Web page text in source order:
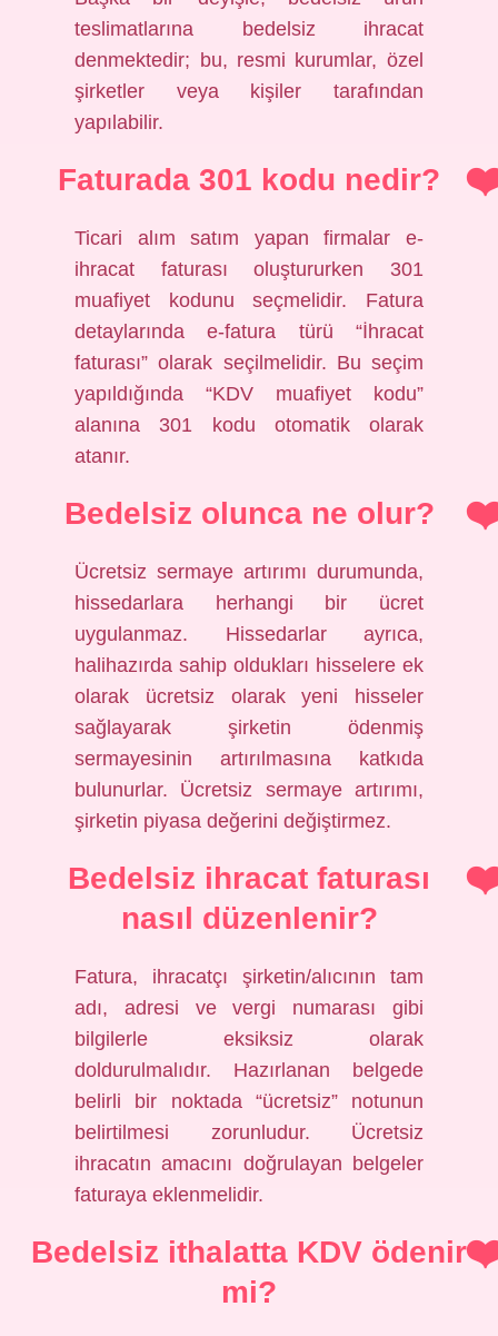
teslimatlarına bedelsiz ihracat
denmektedir; bu, resmi kurumlar, özel
şirketler veya kişiler tarafından
yapılabilir.
Faturada 301 kodu nedir?
Ticari alım satım yapan firmalar e-
ihracat faturası oluştururken 301
muafiyet kodunu seçmelidir. Fatura
detaylarında e-fatura türü “İhracat
faturası” olarak seçilmelidir. Bu seçim
yapıldığında “KDV muafiyet kodu”
alanına 301 kodu otomatik olarak
atanır.
Bedelsiz olunca ne olur?
Ücretsiz sermaye artırımı durumunda,
hissedarlara herhangi bir ücret
uygulanmaz. Hissedarlar ayrıca,
halihazırda sahip oldukları hisselere ek
olarak ücretsiz olarak yeni hisseler
sağlayarak şirketin ödenmiş
sermayesinin artırılmasına katkıda
bulunurlar. Ücretsiz sermaye artırımı,
şirketin piyasa değerini değiştirmez.
Bedelsiz ihracat faturası
nasıl düzenlenir?
Fatura, ihracatçı şirketin/alıcının tam
adı, adresi ve vergi numarası gibi
bilgilerle eksiksiz olarak
doldurulmalıdır. Hazırlanan belgede
belirli bir noktada “ücretsiz” notunun
belirtilmesi zorunludur. Ücretsiz
ihracatın amacını doğrulayan belgeler
faturaya eklenmelidir.
Bedelsiz ithalatta KDV ödenir
mi?